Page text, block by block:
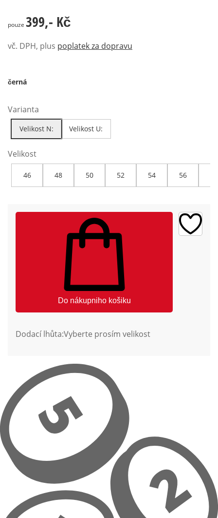
399,- Kč
pouze 399,- Kč
vč. DPH, plus poplatek za dopravu
černá
Varianta
Velikost N: Velikost U:
Velikost
46 48 50 52 54 56
Do nákupniho košiku
Dodací lhůta:Vyberte prosím velikost